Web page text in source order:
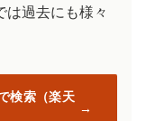
は過去にも様々
検索（楽天